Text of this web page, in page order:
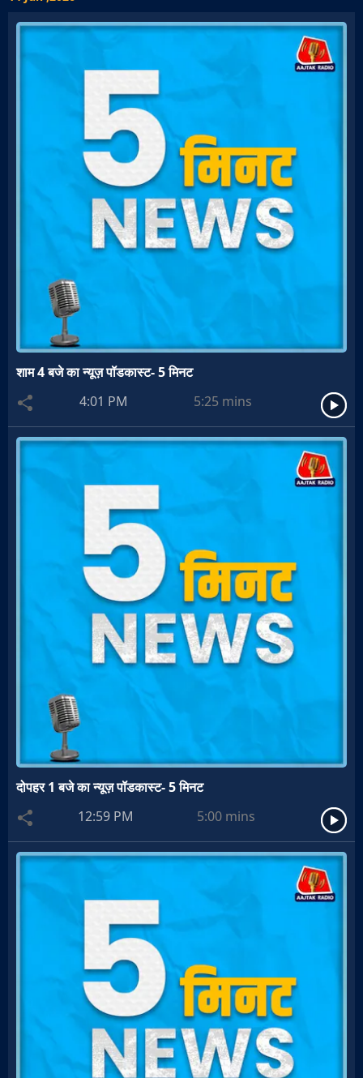
शाम 4 बजे का न्यूज़ पॉडकास्ट- 5 मिनट
4:01 PM
5:25 mins
दोपहर 1 बजे का न्यूज़ पॉडकास्ट- 5 मिनट
12:59 PM
5:00 mins